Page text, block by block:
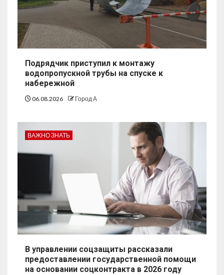
Подрядчик приступил к монтажу
водопропускной трубы на спуске к
набережной
06.08.2026 Город А
ВАЖНО ЗНАТЬ
В управлении соцзащиты рассказали
предоставлении государственной помощи
на основании соцконтракта в 2026 году